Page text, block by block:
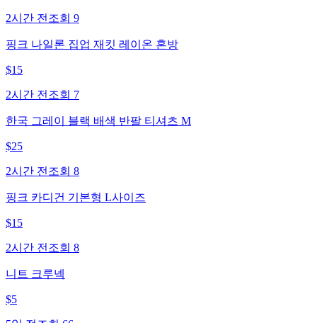
2시간 전 조회 9
핑크 나일론 집업 재킷 레이온 혼방
$15
2시간 전 조회 7
한국 그레이 블랙 배색 반팔 티셔츠 M
$25
2시간 전 조회 8
핑크 카디건 기본형 L사이즈
$15
2시간 전 조회 8
니트 크루넥
$5